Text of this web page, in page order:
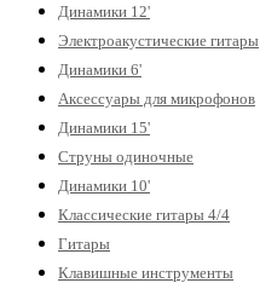
Динамики 12'
Электроакустические гитары
Динамики 6'
Аксессуары для микрофонов
Динамики 15'
Струны одиночные
Динамики 10'
Классические гитары 4/4
Гитары
Клавишные инструменты